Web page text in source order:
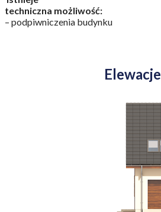
techniczna możliwość:
– podpiwniczenia budynku
Elewacje